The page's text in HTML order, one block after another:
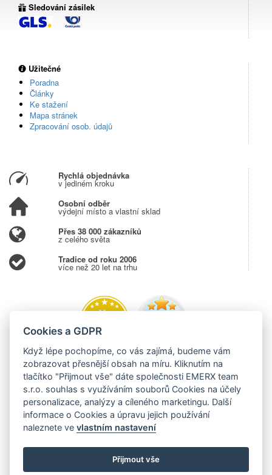
Sledování zásilek
Užitečné
Poradna
Články
Ke stažení
Mapa stránek
Zpracování osob. údajů
Rychlá objednávka
v jediném kroku
Osobní odběr
výdejní místo a vlastní sklad
Přes 38 000 zákazníků
z celého světa
Tradice od roku 2006
více než 20 let na trhu
Cookies a GDPR
Když lépe pochopíme, co vás zajímá, budeme vám
zobrazovat přesnější obsah na míru. Kliknutím na
tlačítko "Přijmout vše" dáte společnosti EMERX team
s.r.o. souhlas s využíváním souborů Cookies na účely
personalizace, analýzy a cíleného marketingu. Další
informace o Cookies a úpravu jejich používání
naleznete vevlastním nastavení
Přijmout vše